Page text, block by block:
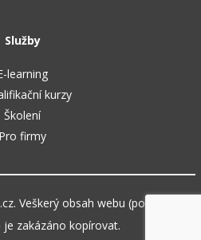
Služby
learning
kurzy
Školení
Pro firmy
Veškerý obsah webu (pokud není
zakázáno kopírovat.